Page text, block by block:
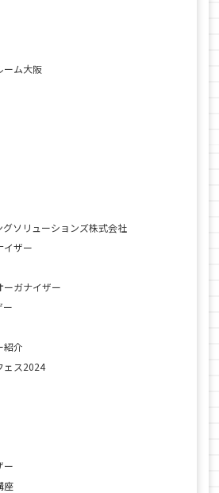
ーム大阪
ソリューションズ株式会社
イザー
ーガナイザー
ー
紹介
ェス2024
ー
座